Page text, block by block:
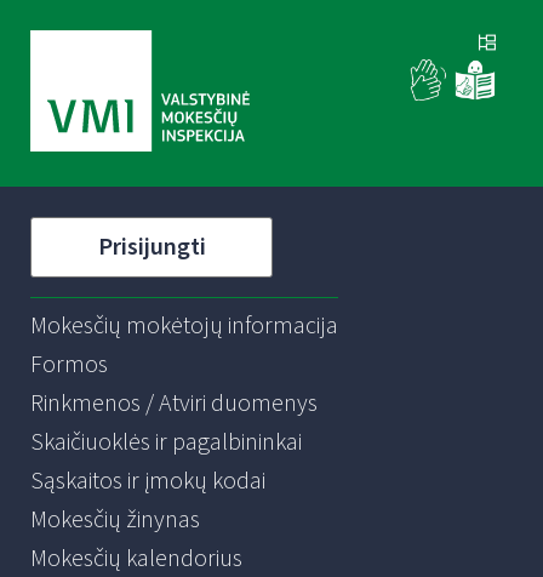
Prisijungti
Mokesčių mokėtojų informacija
Formos
Rinkmenos / Atviri duomenys
Skaičiuoklės ir pagalbininkai
Sąskaitos ir įmokų kodai
Mokesčių žinynas
Mokesčių kalendorius